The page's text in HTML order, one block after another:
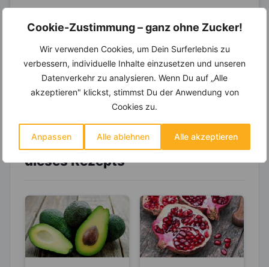
Cookie-Zustimmung – ganz ohne Zucker!
Wir verwenden Cookies, um Dein Surferlebnis zu
verbessern, individuelle Inhalte einzusetzen und unseren
Datenverkehr zu analysieren. Wenn Du auf „Alle
akzeptieren" klickst, stimmst Du der Anwendung von
Cookies zu.
Anpassen Alle ablehnen Alle akzeptieren
Wochenplaner,dynamische
Entdecke die invikoo-Mitgliedschaft und erhalte
um Deine Ernährung optimal zu gestalten.
Erfahre mehr über die Zutaten
dieses Rezepts